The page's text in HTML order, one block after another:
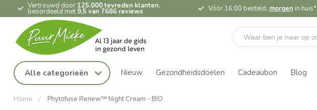
Vertrouwd door 125.000 tevreden klanten,
beoordeeld met 9,5 van 7686 reviews Vóór 16:00 besteld, morgen in huis*
Alle categorieën Nieuw Gezondheidsdoelen Cadeaubon Blog
Home / Phytofuse Renew™ Night Cream - BIO